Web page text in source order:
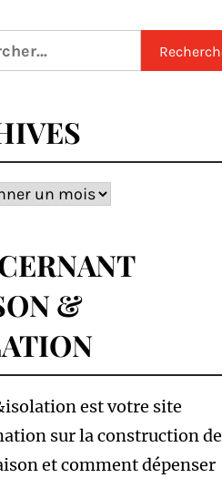
:
&
est votre site
sur la construction de
et comment dépenser